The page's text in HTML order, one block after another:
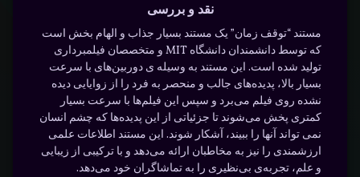
نقد و بررسی
مستند “توقف زمان” یک مستند بسیار جذاب و الهام بخش است
که توسط دانشمندان دانشگاه MIT و متخصصان فیلمبرداری
تولید شده است. این مستند به وسیله ی دوربین‌های با سرعت
بسیار بالا، پدیده‌های جالب و منحصر به فرد را از زوایایی دیده
نشده روی فیلم می‌برد و سپس این فیلم‌ها با سرعت بسیار
کمتری پخش می‌شوند تا جزئیاتی از این پدیده‌ها که چشم انسان
نمی تواند آنها را ببیند، آشکار شوند. این مستند اطلاعات علمی
ارزشمندی را نیز به مخاطبان ارائه می‌دهد و با ترکیبی از زیبایی
و علم، تجربه‌ی بی‌نظیری را به تماشاگران خود می‌دهد.